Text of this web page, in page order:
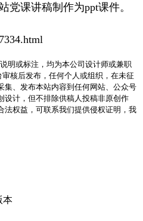
党课讲稿制作为ppt课件。
明或标注，均为本公司设计师或兼职
核后发布，任何个人或组织，在未征
集、发布本站内容到任何网站、公众号
设计，但不排除供稿人投稿非原创作
法权益，可联系我们提供侵权证明，我
本